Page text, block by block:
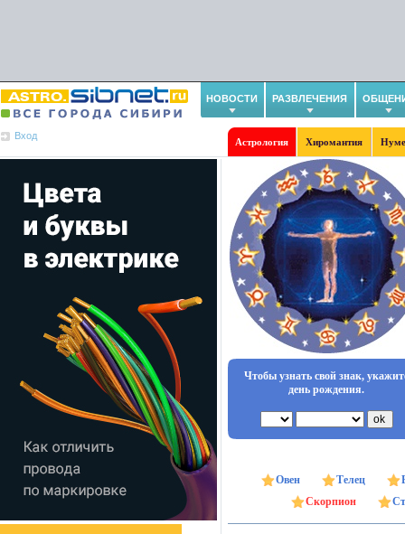
НОВОСТИ РАЗВЛЕЧЕНИЯ
Вход
Астрология Хиромантия
Чтобы узнать свой знак,
день рождения.
Овен Телец
Скорпион